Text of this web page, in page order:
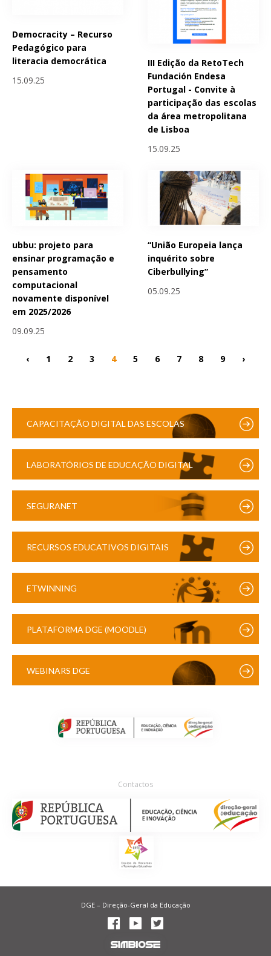
Democracity – Recurso
Pedagógico para
literacia democrática
15.09.25
III Edição da RetoTech
Fundación Endesa
Portugal - Convite à
participação das escolas
da área metropolitana
de Lisboa
15.09.25
ubbu: projeto para
ensinar programação e
pensamento
computacional
novamente disponível
em 2025/2026
09.09.25
“União Europeia lança
inquérito sobre
Ciberbullying”
05.09.25
‹ 1 2 3 4 5 6 7 8 9 ›
CAPACITAÇÃO DIGITAL DAS ESCOLAS
LABORATÓRIOS DE EDUCAÇÃO DIGITAL
SEGURANET
RECURSOS EDUCATIVOS DIGITAIS
ETWINNING
PLATAFORMA DGE (MOODLE)
WEBINARS DGE
Contactos
DGE – Direção-Geral da Educação